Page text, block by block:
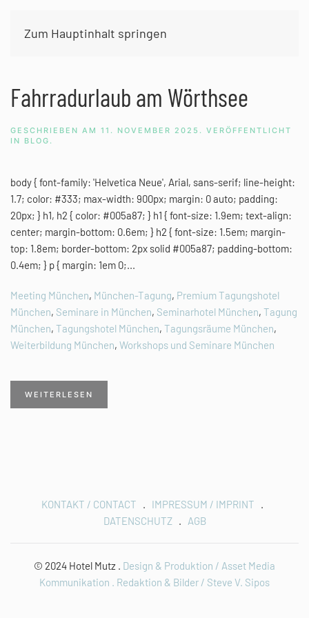
Zum Hauptinhalt springen
Schlagwort:Seminare in München
Fahrradurlaub am Wörthsee
GESCHRIEBEN AM 11. NOVEMBER 2025 . VERÖFFENTLICHT
IN BLOG .
body { font-family: 'Helvetica Neue', Arial, sans-serif; line-height:
1.7; color: #333; max-width: 900px; margin: 0 auto; padding:
20px; } h1, h2 { color: #005a87; } h1 { font-size: 1.9em; text-align:
center; margin-bottom: 0.6em; } h2 { font-size: 1.5em; margin-
top: 1.8em; border-bottom: 2px solid #005a87; padding-bottom:
0.4em; } p { margin: 1em 0;...
Meeting München, München-Tagung, Premium Tagungshotel
München, Seminare in München, Seminarhotel München, Tagung
München, Tagungshotel München, Tagungsräume München,
Weiterbildung München, Workshops und Seminare München
WEITERLESEN
KONTAKT / CONTACT . IMPRESSUM / IMPRINT .
DATENSCHUTZ. AGB
© 2024 Hotel Mutz . Design & Produktion / Asset Media
Kommunikation . Redaktion & Bilder / Steve V. Sipos